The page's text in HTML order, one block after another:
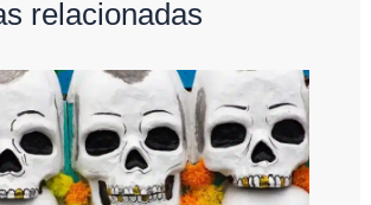
relacionadas